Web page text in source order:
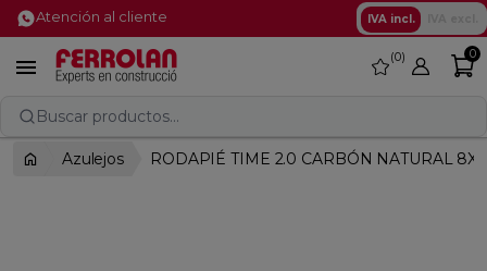
Atención al cliente IVA incl.
 favorite
0 0
Buscar productos...
Azulejos RODAPIÉ TIME 2.0 CARBÓN NATURAL